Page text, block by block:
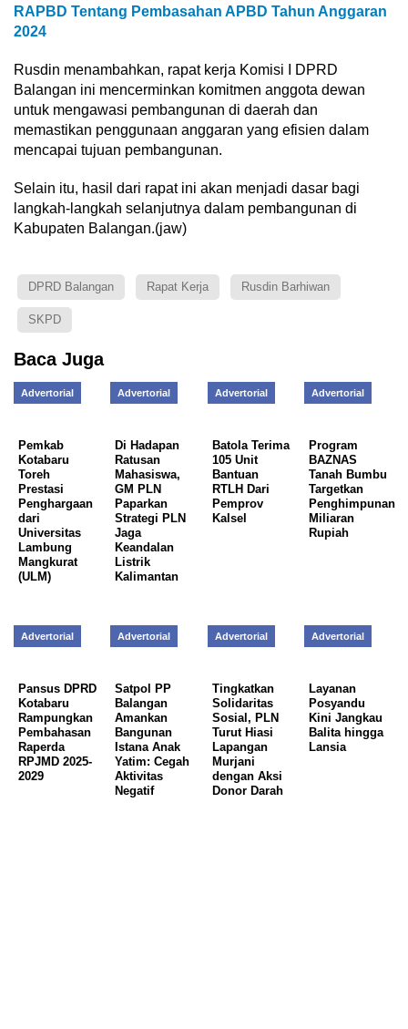
RAPBD Tentang Pembasahan APBD Tahun Anggaran
2024
Rusdin menambahkan, rapat kerja Komisi I DPRD
Balangan ini mencerminkan komitmen anggota dewan
untuk mengawasi pembangunan di daerah dan
memastikan penggunaan anggaran yang efisien dalam
mencapai tujuan pembangunan.
Selain itu, hasil dari rapat ini akan menjadi dasar bagi
langkah-langkah selanjutnya dalam pembangunan di
Kabupaten Balangan.(jaw)
DPRD Balangan Rapat Kerja Rusdin Barhiwan
SKPD
Baca Juga
Advertorial
Pemkab
Kotabaru
Toreh
Prestasi
Penghargaan
dari
Universitas
Lambung
Mangkurat
(ULM)
Advertorial
Di Hadapan
Ratusan
Mahasiswa,
GM PLN
Paparkan
Strategi PLN
Jaga
Keandalan
Listrik
Kalimantan
Advertorial
Batola Terima
105 Unit
Bantuan
RTLH Dari
Pemprov
Kalsel
Advertorial
Program
BAZNAS
Tanah Bumbu
Targetkan
Penghimpunan
Miliaran
Rupiah
Advertorial
Pansus DPRD
Kotabaru
Rampungkan
Pembahasan
Raperda
RPJMD 2025-
2029
Advertorial
Satpol PP
Balangan
Amankan
Bangunan
Istana Anak
Yatim: Cegah
Aktivitas
Negatif
Advertorial
Tingkatkan
Solidaritas
Sosial, PLN
Turut Hiasi
Lapangan
Murjani
dengan Aksi
Donor Darah
Advertorial
Layanan
Posyandu
Kini Jangkau
Balita hingga
Lansia